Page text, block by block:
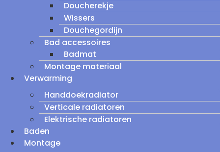
Doucherekje
Wissers
Douchegordijn
Bad accessoires
Badmat
Montage materiaal
Verwarming
Handdoekradiator
Verticale radiatoren
Elektrische radiatoren
Baden
Montage